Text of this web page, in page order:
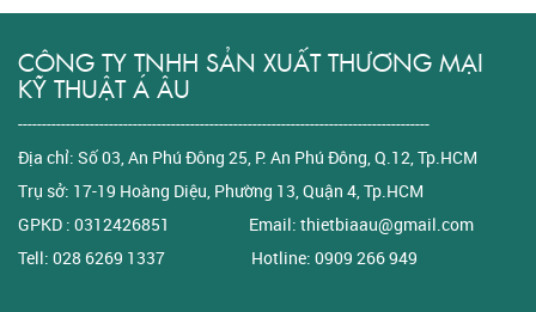
CÔNG TY TNHH SẢN XUẤT THƯƠNG MẠI
KỸ THUẬT Á ÂU
--------------------------------------------------------------------------------------
Địa chỉ: Số 03, An Phú Đông 25, P. An Phú Đông, Q.12, Tp.HCM
Trụ sở: 17-19 Hoàng Diệu, Phường 13, Quận 4, Tp.HCM
GPKD : 0312426851 Email: thietbiaau@gmail.com
Tell: 028 6269 1337 Hotline: 0909 266 949